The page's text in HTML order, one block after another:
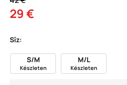
29 €
Sīz:
S/M
Készleten
M/L
Készleten